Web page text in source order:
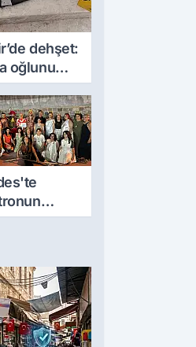
aldı,
ettik'
dehşet:
oğlunu
ruhu
yıllık